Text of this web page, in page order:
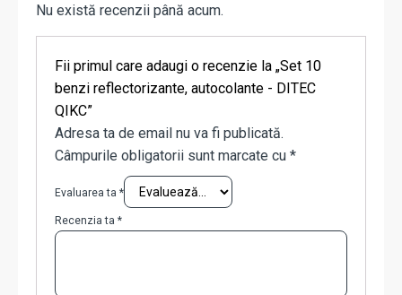
Nu există recenzii până acum.
Fii primul care adaugi o recenzie la „Set 10
benzi reflectorizante, autocolante - DITEC
QIKC”
Adresa ta de email nu va fi publicată.
Câmpurile obligatorii sunt marcate cu *
Evaluarea ta *
Recenzia ta *